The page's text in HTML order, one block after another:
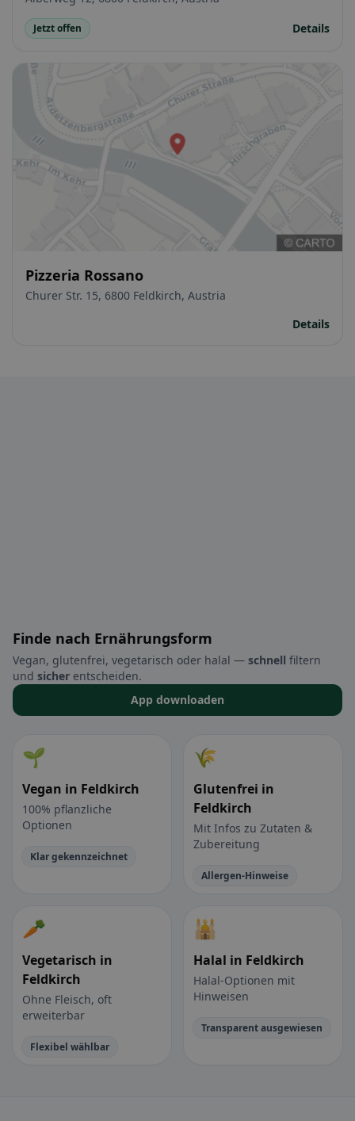
Jetzt offen Details
Pizzeria Rossano
Churer Str. 15, 6800 Feldkirch, Austria
Details
Finde nach Ernährungsform
Vegan, glutenfrei, vegetarisch oder halal — schnell filtern
und sicher entscheiden.
App downloaden
🌱
Vegan in Feldkirch
100% pflanzliche
Optionen
Klar gekennzeichnet
🌾
Glutenfrei in
Feldkirch
Mit Infos zu Zutaten &
Zubereitung
Allergen-Hinweise
🥕
Vegetarisch in
Feldkirch
Ohne Fleisch, oft
erweiterbar
Flexibel wählbar
🕌
Halal in Feldkirch
Halal-Optionen mit
Hinweisen
Transparent ausgewiesen